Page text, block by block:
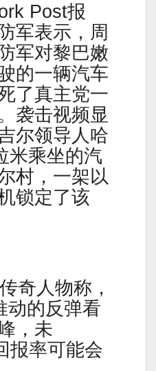
Post报
军表示，周
军对黎巴嫩
的一辆汽车
了真主党一
袭击视频显
尔领导人哈
米乘坐的汽
村，一架以
锁定了该
奇人物称，
动的反弹看
，未
报率可能会